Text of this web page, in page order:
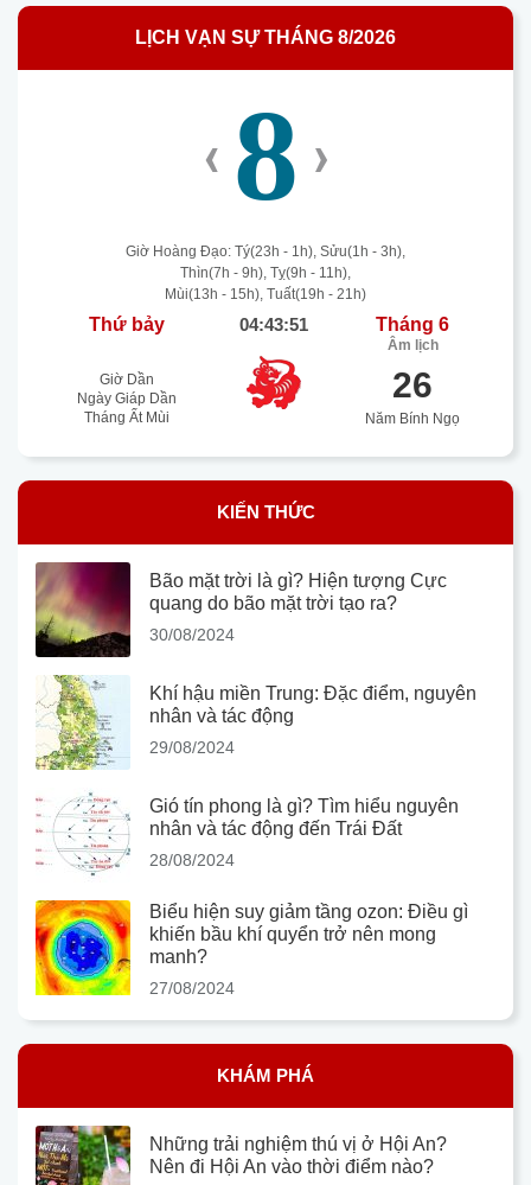
LỊCH VẠN SỰ THÁNG 8/2026
‹ 8 ›
Giờ Hoàng Đạo: Tý(23h - 1h), Sửu(1h - 3h),
Thìn(7h - 9h), Tỵ(9h - 11h),
Mùi(13h - 15h), Tuất(19h - 21h)
Thứ bảy 04:43:52 Tháng 6
Âm lịch
Giờ Dần
Ngày Giáp Dần
Tháng Ất Mùi
26
Năm Bính Ngọ
KIẾN THỨC
Bão mặt trời là gì? Hiện tượng Cực
quang do bão mặt trời tạo ra?
30/08/2024
Khí hậu miền Trung: Đặc điểm, nguyên
nhân và tác động
29/08/2024
Gió tín phong là gì? Tìm hiểu nguyên
nhân và tác động đến Trái Đất
28/08/2024
Biểu hiện suy giảm tầng ozon: Điều gì
khiến bầu khí quyển trở nên mong
manh?
27/08/2024
KHÁM PHÁ
Những trải nghiệm thú vị ở Hội An?
Nên đi Hội An vào thời điểm nào?